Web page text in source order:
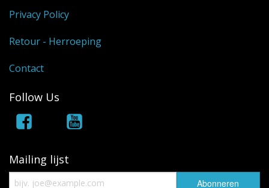
Privacy Policy
Retour - Herroeping
Contact
Follow Us
Mailing lijst